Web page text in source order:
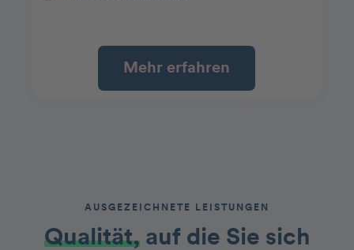
Mehr erfahren
AUSGEZEICHNETE LEISTUNGEN
Qualität,auf die Sie sich